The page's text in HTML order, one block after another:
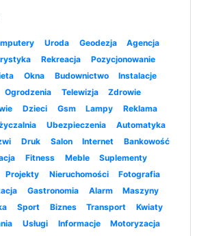
Uroda Geodezja
Agencja
Rekreacja
Pozycjonowanie
Okna Budownictwo
Instalacje
Ogrodzenia Telewizja
Zdrowie
Dzieci Gsm Lampy
Reklama
Ubezpieczenia
Automatyka
Druk Salon Internet
Bankowość
Fitness Meble
Suplementy
Projekty Nieruchomości
Fotografia
Gastronomia Alarm
Maszyny
Sport Biznes Transport
Kwiaty
Usługi Informacje
Motoryzacja